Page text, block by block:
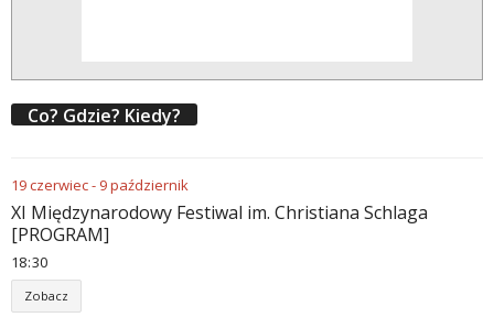
Co? Gdzie? Kiedy?
19czerwiec- 9październik
XI Międzynarodowy Festiwal im. Christiana Schlaga
[PROGRAM]
18:30
Zobacz